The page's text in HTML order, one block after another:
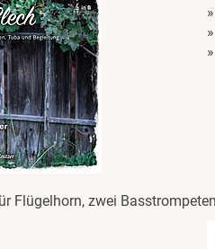
Flügelhorn, zwei